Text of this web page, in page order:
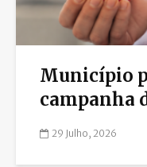
Município
campanha
29 Julho, 2026